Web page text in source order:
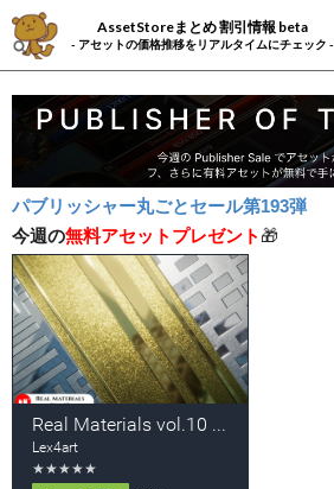
AssetStoreまとめ 割引情報 beta
- アセットの価格推移をリアルタイムにチェック -
パブリッシャー丸ごとセール第193弾
今週の無料アセットプレゼント 🎁